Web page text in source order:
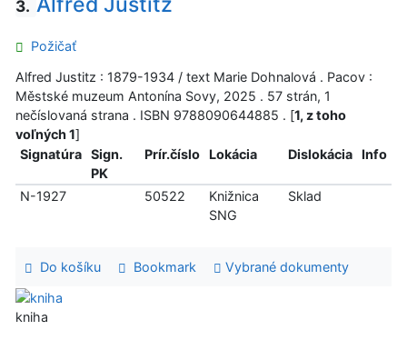
3.
Požičať
Alfred Justitz : 1879-1934 / text Marie Dohnalová . Pacov :
Městské muzeum Antonína Sovy, 2025 . 57 strán, 1
nečíslovaná strana . ISBN 9788090644885 . [1, z toho
voľných 1]
Signatúra
Sign.
PK
Prír.číslo Lokácia Dislokácia Info
N-1927 50522
Knižnica
SNG
Sklad
Do košíku Bookmark Vybrané dokumenty
kniha